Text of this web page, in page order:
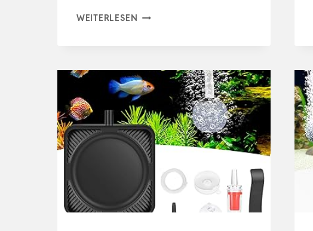
WEITERLESEN PAWFLY
AQUARIUM-
LUFTPUMPE,
MINI-
BUBBLER
MIT
ZUBEHÖR,
1,3
W
TRAGBARER